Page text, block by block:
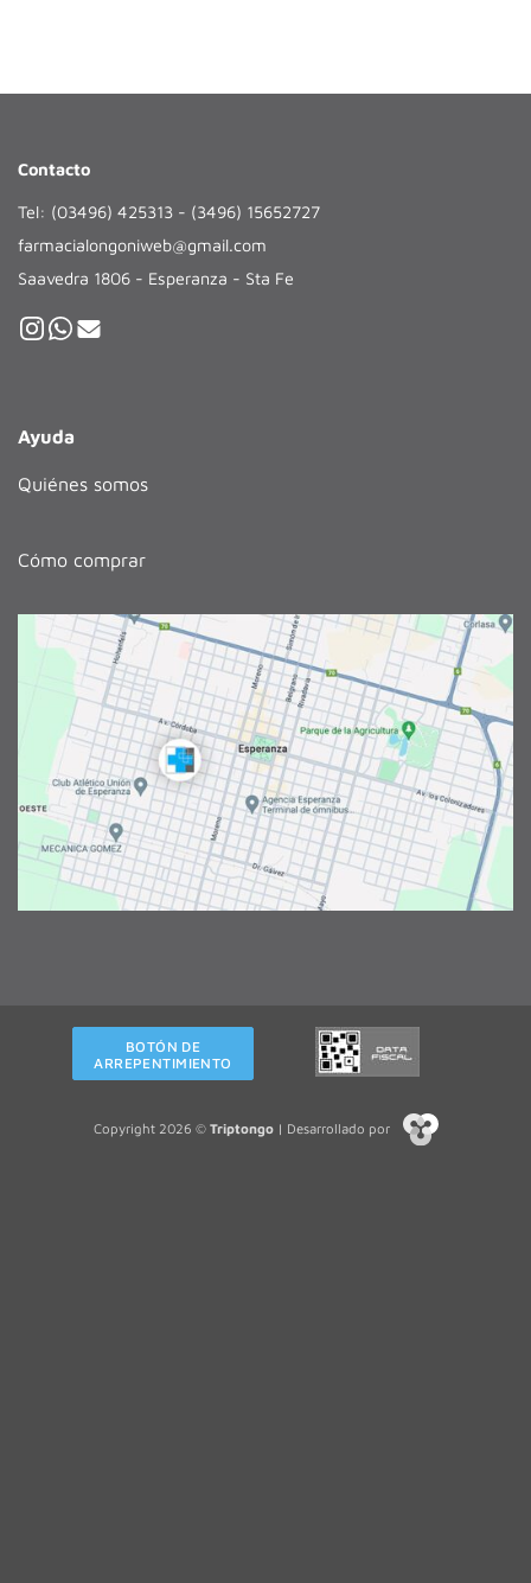
Contacto
Tel: (03496) 425313 - (3496) 15652727
farmacialongoniweb@gmail.com
Saavedra 1806 - Esperanza - Sta Fe
Ayuda
Quiénes somos
Cómo comprar
BOTÓN DE
ARREPENTIMIENTO
Copyright 2026 © Triptongo| Desarrollado por